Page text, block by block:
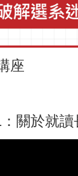
座
關於就